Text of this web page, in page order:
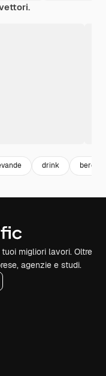
drink bere
migliori lavori. Oltre
agenzie e studi.